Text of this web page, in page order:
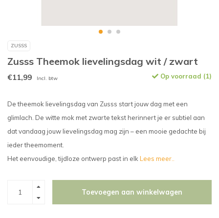
ZUSSS
Zusss Theemok lievelingsdag wit / zwart
€11,99 Incl. btw Op voorraad (1)
De theemok lievelingsdag van Zusss start jouw dag met een
glimlach. De witte mok met zwarte tekst herinnert je er subtiel aan
dat vandaag jouw lievelingsdag mag zijn – een mooie gedachte bij
ieder theemoment.
Het eenvoudige, tijdloze ontwerp past in elk Lees meer..
Toevoegen aan winkelwagen